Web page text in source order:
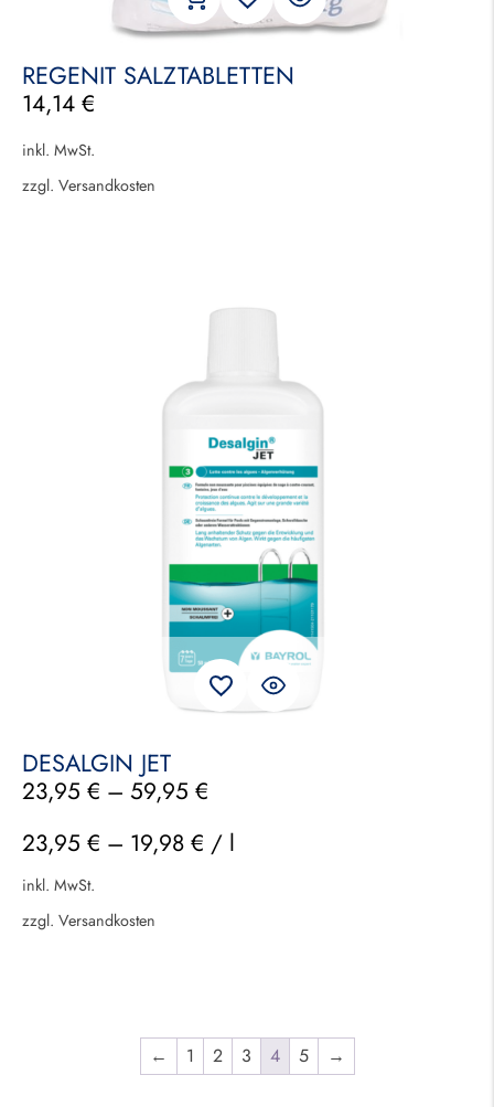
REGENIT SALZTABLETTEN
14,14 €
inkl. MwSt.
zzgl. Versandkosten
DESALGIN JET
23,95 € – 59,95 €
23,95 € – 19,98 € / l
inkl. MwSt.
zzgl. Versandkosten
← 1 2 3 4 5 →